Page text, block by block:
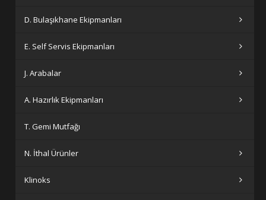
D. Bulaşıkhane Ekipmanları
E. Self Servis Ekipmanları
J. Arabalar
A. Hazırlık Ekipmanları
T. Gemi Mutfağı
N. İthal Ürünler
Klinoks